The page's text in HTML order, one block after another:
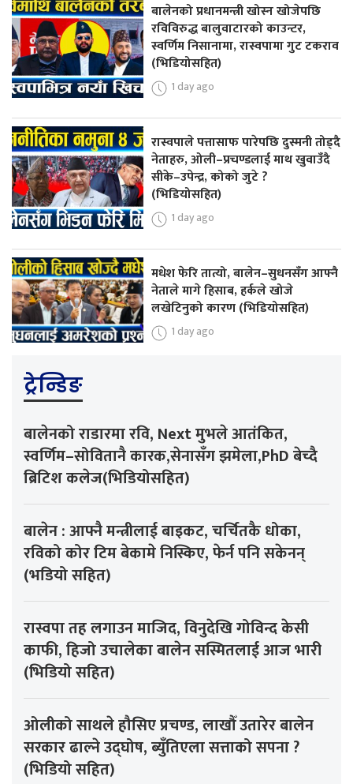
बालेनको प्रधानमन्त्री खोस्न खोजेपछि
रविविरुद्ध बालुवाटारको काउन्टर,
स्वर्णिम निसानामा, रास्वपामा गुट टकराव
(भिडियोसहित)
1 day ago
रास्वपाले पत्तासाफ पारेपछि दुस्मनी तोड्दै
नेताहरु, ओली–प्रचण्डलाई माथ खुवाउँदै
सीके–उपेन्द्र, कोको जुटे ?
(भिडियोसहित)
1 day ago
मधेश फेरि तात्यो, बालेन–सुधनसँग आफ्नै
नेताले मागे हिसाब, हर्कले खोजे
लखेटिनुको कारण (भिडियोसहित)
1 day ago
ट्रेन्डिङ
बालेनको राडारमा रवि, Next मुभले आतंकित,
स्वर्णिम–सोवितानै कारक,सेनासँग झमेला,PhD बेच्दै
ब्रिटिश कलेज(भिडियोसहित)
बालेन : आफ्नै मन्त्रीलाई बाइकट, चर्चितकै धोका,
रविको कोर टिम बेकामे निस्किए, फेर्न पनि सकेनन्
(भडियो सहित)
रास्वपा तह लगाउन माजिद, विनुदेखि गोविन्द केसी
काफी, हिजो उचालेका बालेन सस्मितलाई आज भारी
(भिडियो सहित)
ओलीको साथले हौसिए प्रचण्ड, लाखौँ उतारेर बालेन
सरकार ढाल्ने उद्घोष, ब्युँतिएला सत्ताको सपना ?
(भिडियो सहित)